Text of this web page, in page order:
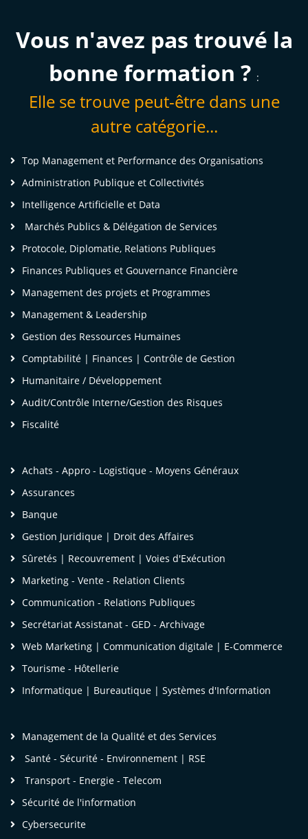
Vous n'avez pas trouvé la
bonne formation ? :
Elle se trouve peut-être dans une
autre catégorie...
Top Management et Performance des Organisations
Administration Publique et Collectivités
Intelligence Artificielle et Data
Marchés Publics & Délégation de Services
Protocole, Diplomatie, Relations Publiques
Finances Publiques et Gouvernance Financière
Management des projets et Programmes
Management & Leadership
Gestion des Ressources Humaines
Comptabilité | Finances | Contrôle de Gestion
Humanitaire / Développement
Audit/Contrôle Interne/Gestion des Risques
Fiscalité
Achats - Appro - Logistique - Moyens Généraux
Assurances
Banque
Gestion Juridique | Droit des Affaires
Sûretés | Recouvrement | Voies d'Exécution
Marketing - Vente - Relation Clients
Communication - Relations Publiques
Secrétariat Assistanat - GED - Archivage
Web Marketing | Communication digitale | E-Commerce
Tourisme - Hôtellerie
Informatique | Bureautique | Systèmes d'Information
Management de la Qualité et des Services
Santé - Sécurité - Environnement | RSE
Transport - Energie - Telecom
Sécurité de l'information
Cybersecurite